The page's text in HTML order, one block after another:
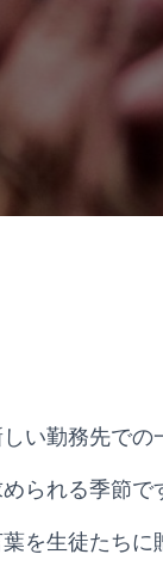
い勤務先での
られる季節で
を生徒たちに